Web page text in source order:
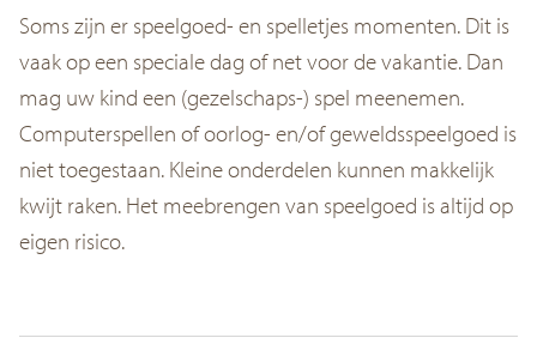
Soms zijn er speelgoed- en spelletjes momenten. Dit is
vaak op een speciale dag of net voor de vakantie. Dan
mag uw kind een (gezelschaps-) spel meenemen.
Computerspellen of oorlog- en/of geweldsspeelgoed is
niet toegestaan. Kleine onderdelen kunnen makkelijk
kwijt raken. Het meebrengen van speelgoed is altijd op
eigen risico.